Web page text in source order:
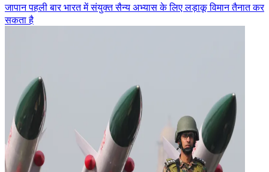
जापान पहली बार भारत में संयुक्त सैन्य अभ्यास के लिए लड़ाकू विमान तैनात कर
सकता है